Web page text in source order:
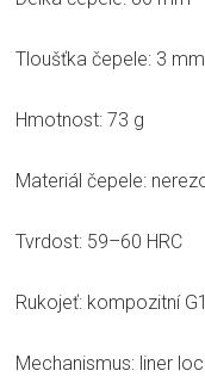
Tloušťka čepele: 3 mm
Hmotnost: 73 g
Materiál čepele:
Tvrdost: 59–60 HRC
Rukojeť: kompozitní
Mechanismus: liner